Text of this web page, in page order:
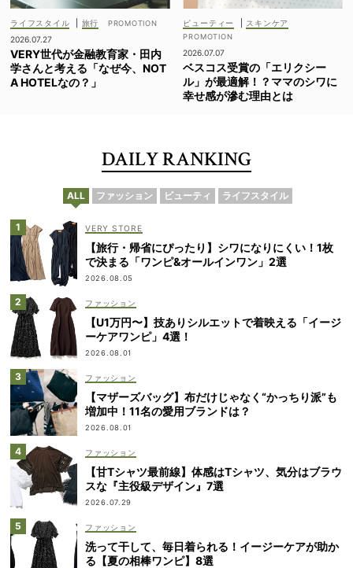
ライフスタイル
旅行
2026.07.27
VERY世代が金融教育家・田内
学さんと考える「なぜ今、NOT
A HOTELなの？」
ビューティー スキンケア
2026.07.07
ベスコス受賞の「エリクシー
ル」が最適解！？ママのシワに
幸せ感が滲む理由とは
DAILY RANKING
ALL ファッション ビューティ ライフスタイル
VERY STORE
【旅行・帰省にぴったり】シワになりにくい！1枚
で決まる「ワンピ&オールインワン」2選
2026.08.05
ファッション
【U1万円〜】技ありシルエットで着映える「イージ
ーケアワンピ」4選！
2026.08.01
ファッション
【マザーズバッグ】布だけじゃなく“かっちり派”も
増加中！11名の愛用ブランドは？
2026.08.01
ファッション
【甘Tシャツ最前線】体感はTシャツ、気分はブラウ
スな『主役級デザイン』7選
2026.07.29
ファッション
洗って干して、毎日着られる！イージーケアが助か
る【夏の相棒ワンピ】8選